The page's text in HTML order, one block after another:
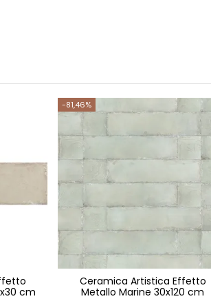
cm
-81,46%
Ceramica Artistica Effetto
Metallo Marine 30x120 cm